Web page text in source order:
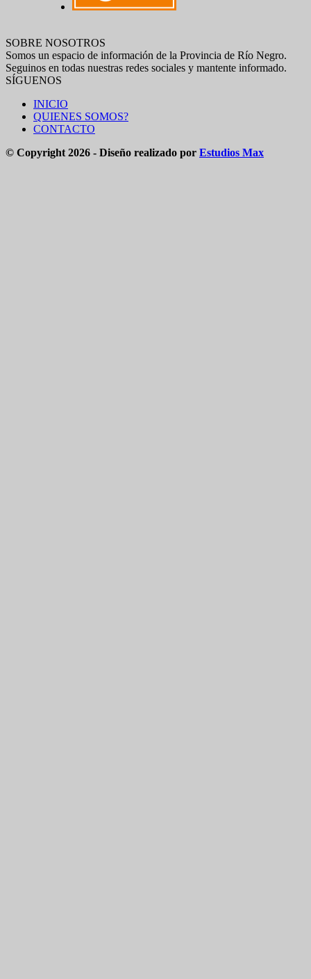
SOBRE NOSOTROS
Somos un espacio de información de la Provincia de Río Negro.
Seguinos en todas nuestras redes sociales y mantente informado.
SÍGUENOS
INICIO
QUIENES SOMOS?
CONTACTO
© Copyright 2026 - Diseño realizado por Estudios Max